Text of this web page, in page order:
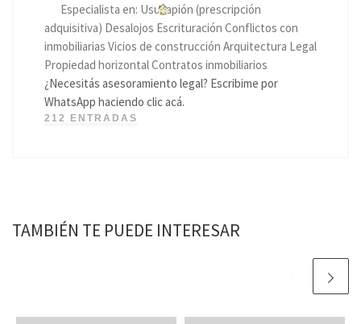
Especialista en: Usucapión (prescripción
adquisitiva) Desalojos Escrituración Conflictos con
inmobiliarias Vicios de construcción Arquitectura Legal
Propiedad horizontal Contratos inmobiliarios
¿Necesitás asesoramiento legal? Escribime por
WhatsApp haciendo clic acá.
212 ENTRADAS
TAMBIÉN TE PUEDE INTERESAR